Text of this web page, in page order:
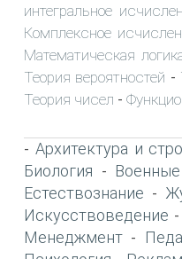
интегральное
Комплексное
Математическая
Теория вероятностей -
Теория чисел -
- Архитектура и
Биология -
Естествознание -
Искусствоведение -
Менеджмент -